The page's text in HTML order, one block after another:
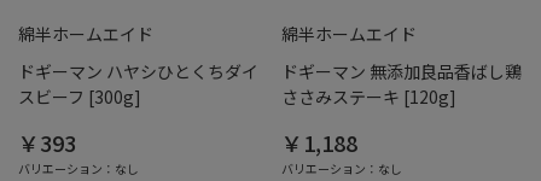
綿半ホームエイド
ドギーマン ハヤシひとくちダイ
スビーフ [300g]
￥393
バリエーション：なし
綿半ホームエイド
ドギーマン 無添加良品香ばし鶏
ささみステーキ [120g]
￥1,188
バリエーション：なし